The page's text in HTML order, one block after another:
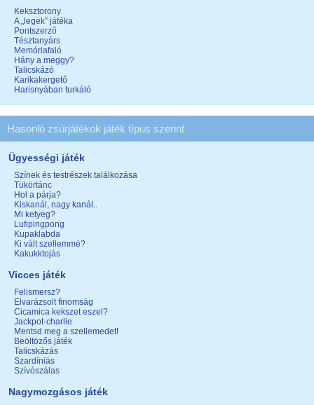
Keksztorony
A „legek” játéka
Pontszerző
Tésztanyárs
Memóriafaló
Hány a meggy?
Talicskázó
Karikakergető
Harisnyában turkáló
Hasonló zsúrjátékok játék típus szerint
Ügyességi játék
Színek és testrészek találkozása
Tükörtánc
Hol a párja?
Kiskanál, nagy kanál..
Mi ketyeg?
Lufipingpong
Kupaklabda
Ki vált szellemmé?
Kakukktojás
Vicces játék
Felismersz?
Elvarázsolt finomság
Cicamica kekszet eszel?
Jackpot-charlie
Mentsd meg a szellemedet!
Beöltözős játék
Talicskázás
Szardíniás
Szívószálas
Nagymozgásos játék